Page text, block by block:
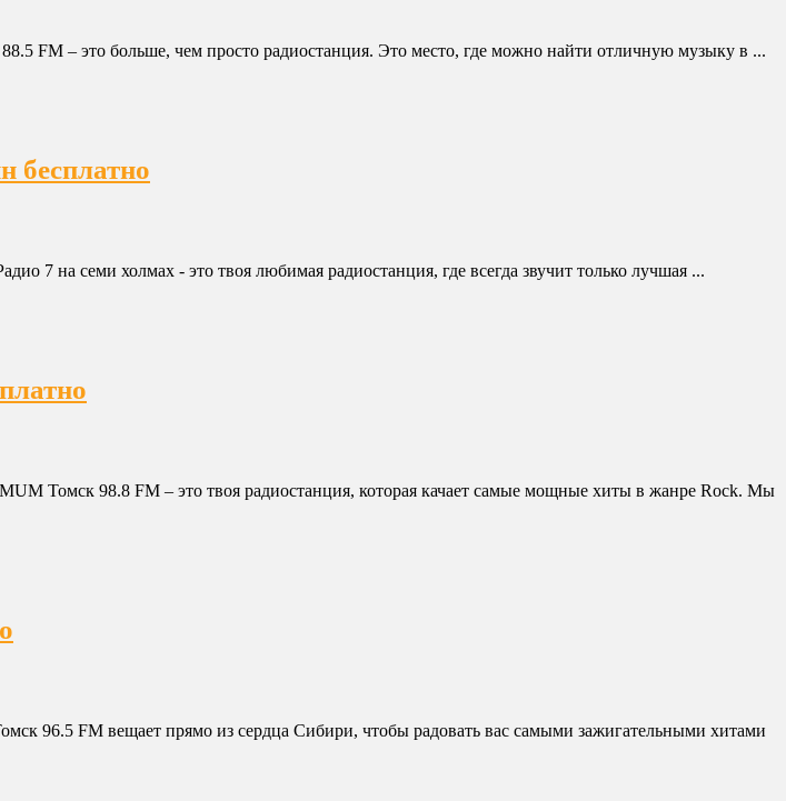
FM – это больше, чем просто радиостанция. Это место, где можно найти отличную музыку в ...
бесплатно
7 на семи холмах - это твоя любимая радиостанция, где всегда звучит только лучшая ...
Томск 98.8 FM – это твоя радиостанция, которая качает самые мощные хиты в жанре Rock. Мы
96.5 FM вещает прямо из сердца Сибири, чтобы радовать вас самыми зажигательными хитами